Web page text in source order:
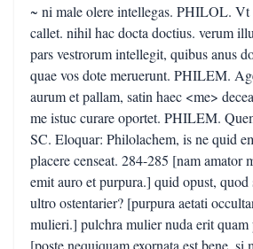
~ ni male olere intellegas. PHILOL. Vt
callet. nihil hac docta doctius. verum
pars vestrorum intellegit, quibus anus
quae vos dote meruerunt. PHILEM.
aurum et pallam, satin haec <me>
me istuc curare oportet. PHILEM.
SC. Eloquar: Philolachem, is ne quid
placere censeat. 284-285 [nam amator
emit auro et purpura.] quid opust, quod
ultro ostentarier? [purpura aetati
mulieri.] pulchra mulier nuda erit
[poste nequiquam exornata est bene, si